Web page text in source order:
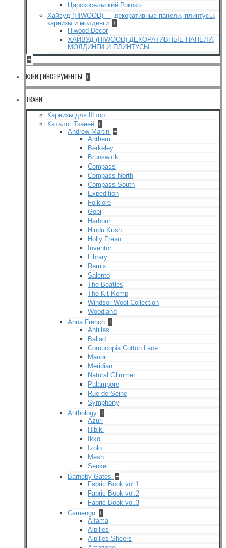
Царскосельский Рококо
Хайвуд (HIWOOD) — декоративные панели, плинтусы,
карнизы и молдинги +
Hiwood Decor
ХАЙВУД (HIWOOD) ДЕКОРАТИВНЫЕ ПАНЕЛИ,
МОЛДИНГИ И ПЛИНТУСЫ
+
КЛЕЙ | ИНСТРУМЕНТЫ +
ТКАНИ
Карнизы для Штор
Каталог Тканей +
Andrew Martin +
Anthem
Berkeley
Brunswick
Compass
Compass North
Compass South
Expedition
Folklore
Gobi
Harbour
Hindu Kush
Holly Frean
Inventor
Library
Remix
Salento
The Beatles
The Kit Kemp
Windsor Wool Collection
Woodland
Anna French +
Antilles
Ballad
Cornucopia Cotton Lace
Manor
Meridian
Natural Glimmer
Palampore
Rue de Seine
Symphony
Anthology +
Azuri
Hibiki
Ikko
Izolo
Mesh
Senkei
Barneby Gates +
Fabric Book vol.1
Fabric Book vol.2
Fabric Book vol.3
Camengo +
Alfama
Alpilles
Alpilles Sheers